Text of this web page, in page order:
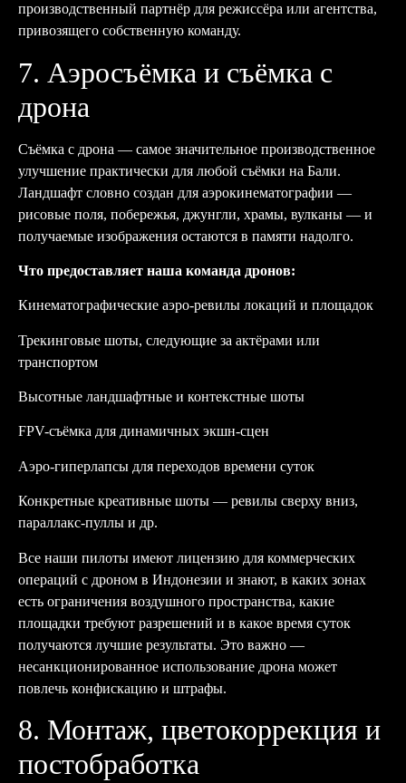
производственный партнёр для режиссёра или агентства,
привозящего собственную команду.
7. Аэросъёмка и съёмка с
дрона
Съёмка с дрона — самое значительное производственное
улучшение практически для любой съёмки на Бали.
Ландшафт словно создан для аэрокинематографии —
рисовые поля, побережья, джунгли, храмы, вулканы — и
получаемые изображения остаются в памяти надолго.
Что предоставляет наша команда дронов:
Кинематографические аэро-ревилы локаций и площадок
Трекинговые шоты, следующие за актёрами или
транспортом
Высотные ландшафтные и контекстные шоты
FPV-съёмка для динамичных экшн-сцен
Аэро-гиперлапсы для переходов времени суток
Конкретные креативные шоты — ревилы сверху вниз,
параллакс-пуллы и др.
Все наши пилоты имеют лицензию для коммерческих
операций с дроном в Индонезии и знают, в каких зонах
есть ограничения воздушного пространства, какие
площадки требуют разрешений и в какое время суток
получаются лучшие результаты. Это важно —
несанкционированное использование дрона может
повлечь конфискацию и штрафы.
8. Монтаж, цветокоррекция и
постобработка